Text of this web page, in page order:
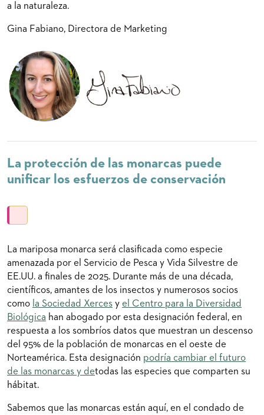
a la naturaleza.
Gina Fabiano, Directora de Marketing
La protección de las monarcas puede
unificar los esfuerzos de conservación
La mariposa monarca será clasificada como especie
amenazada por el Servicio de Pesca y Vida Silvestre de
EE.UU. a finales de 2025. Durante más de una década,
científicos, amantes de los insectos y numerosos socios
como la Sociedad Xerces y el Centro para la Diversidad
Biológica han abogado por esta designación federal, en
respuesta a los sombríos datos que muestran un descenso
del 95% de la población de monarcas en el oeste de
Norteamérica. Esta designación podría cambiar el futuro
de las monarcas y detodas las especies que comparten su
hábitat.
Sabemos que las monarcas están aquí, en el condado de